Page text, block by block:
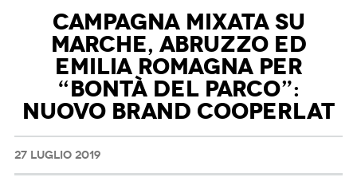
CAMPAGNA MIXATA SU
MARCHE, ABRUZZO ED
EMILIA ROMAGNA PER
“BONTÀ DEL PARCO”:
NUOVO BRAND COOPERLAT
27 LUGLIO 2019